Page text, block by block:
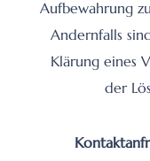
Aufbewahrung
Andernfalls
Klärung eines
der